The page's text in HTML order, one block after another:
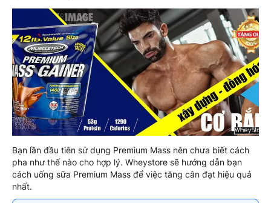
Bạn lần đầu tiên sử dụng Premium Mass nên chưa biết cách
pha như thế nào cho hợp lý. Wheystore sẽ hướng dẫn bạn
cách uống sữa Premium Mass để việc tăng cân đạt hiệu quả
nhất.